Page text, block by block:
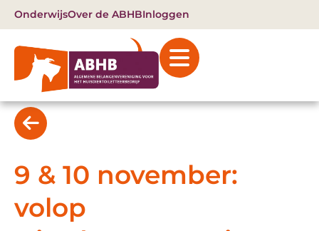
OnderwijsOver de ABHBInloggen
9 & 10 november:
volop